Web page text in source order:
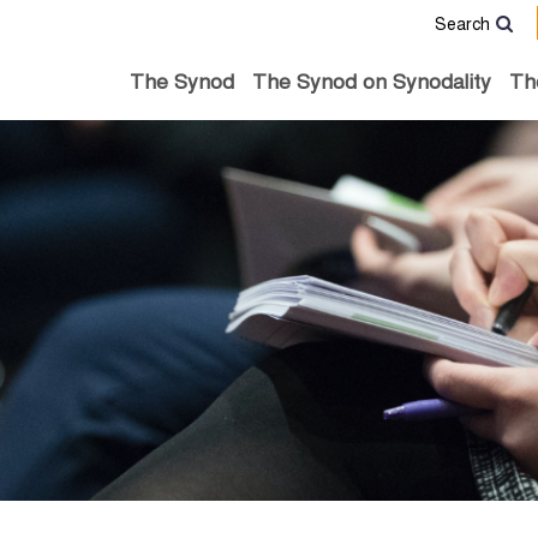
Search
The Synod The Synod on Synodality